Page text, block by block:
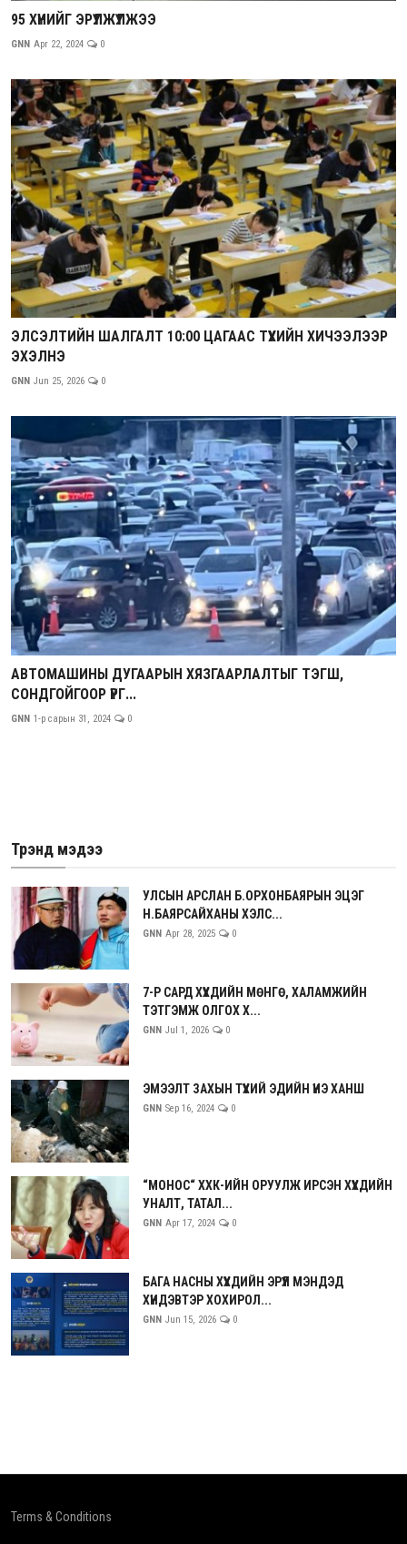
95 ХҮНИЙГ ЭРҮҮЛЖҮҮЛЖЭЭ
GNN Apr 22, 2024 0
ЭЛСЭЛТИЙН ШАЛГАЛТ 10:00 ЦАГААС ТҮҮХИЙН ХИЧЭЭЛЭЭР
ЭХЭЛНЭ
GNN Jun 25, 2026 0
АВТОМАШИНЫ ДУГААРЫН ХЯЗГААРЛАЛТЫГ ТЭГШ,
СОНДГОЙГООР ҮРГ...
GNN 1-р сарын 31, 2024 0
Трэнд мэдээ
УЛСЫН АРСЛАН Б.ОРХОНБАЯРЫН ЭЦЭГ
Н.БАЯРСАЙХАНЫ ХЭЛС...
GNN Apr 28, 2025 0
7-Р САРД ХҮҮХДИЙН МӨНГӨ, ХАЛАМЖИЙН
ТЭТГЭМЖ ОЛГОХ Х...
GNN Jul 1, 2026 0
ЭМЭЭЛТ ЗАХЫН ТҮҮХИЙ ЭДИЙН ҮНЭ ХАНШ
GNN Sep 16, 2024 0
“МОНОС“ ХХК-ИЙН ОРУУЛЖ ИРСЭН ХҮҮХДИЙН
УНАЛТ, ТАТАЛ...
GNN Apr 17, 2024 0
БАГА НАСНЫ ХҮҮХДИЙН ЭРҮҮЛ МЭНДЭД
ХҮНДЭВТЭР ХОХИРОЛ...
GNN Jun 15, 2026 0
Terms & Conditions